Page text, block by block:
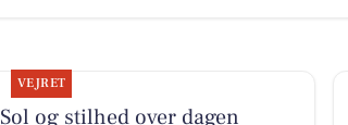
VEJRET
Sol og stilhed over dagen